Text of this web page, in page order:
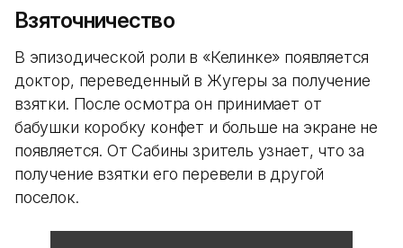
Взяточничество
В эпизодической роли в «Келинке» появляется
доктор, переведенный в Жугеры за получение
взятки. После осмотра он принимает от
бабушки коробку конфет и больше на экране не
появляется. От Сабины зритель узнает, что за
получение взятки его перевели в другой
поселок.